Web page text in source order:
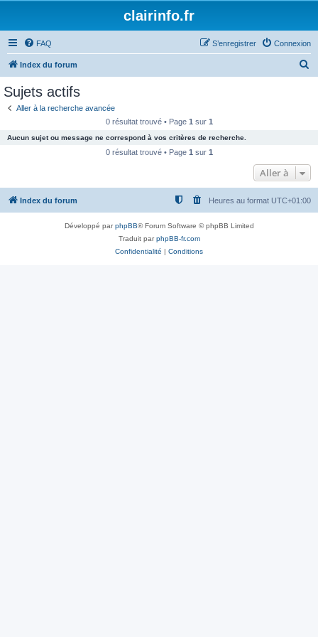
clairinfo.fr
FAQ Connexion
S’enregistrer
Index du forum
c
e
Sujets actifs
Aller à la recherche avancée
0 résultat trouvé • Page 1 sur 1
Aucun sujet ou message ne correspond à vos critères de recherche.
0 résultat trouvé • Page 1 sur 1
Aller à
Index du forum Heures au format UTC+01:00
Développé parphpBB® Forum Software © phpBB Limited
Traduit parphpBB-fr.com
Confidentialité | Conditions